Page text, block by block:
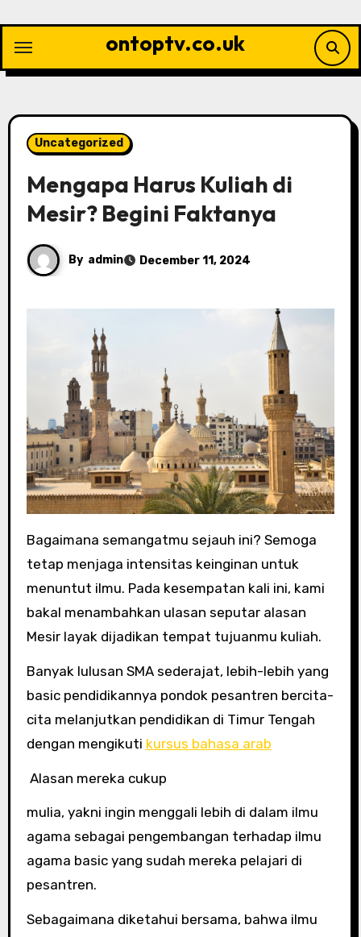
content
ontoptv.co.uk
Uncategorized
Mengapa Harus Kuliah di
Mesir? Begini Faktanya
By admin December 11, 2024
Bagaimana semangatmu sejauh ini? Semoga
tetap menjaga intensitas keinginan untuk
menuntut ilmu. Pada kesempatan kali ini, kami
bakal menambahkan ulasan seputar alasan
Mesir layak dijadikan tempat tujuanmu kuliah.
Banyak lulusan SMA sederajat, lebih-lebih yang
basic pendidikannya pondok pesantren bercita-
cita melanjutkan pendidikan di Timur Tengah
dengan mengikuti kursus bahasa arab
Alasan mereka cukup
mulia, yakni ingin menggali lebih di dalam ilmu
agama sebagai pengembangan terhadap ilmu
agama basic yang sudah mereka pelajari di
pesantren.
Sebagaimana diketahui bersama, bahwa ilmu